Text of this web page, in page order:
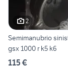
2
Semimanubrio
gsx 1000 r k5 k6
115 €